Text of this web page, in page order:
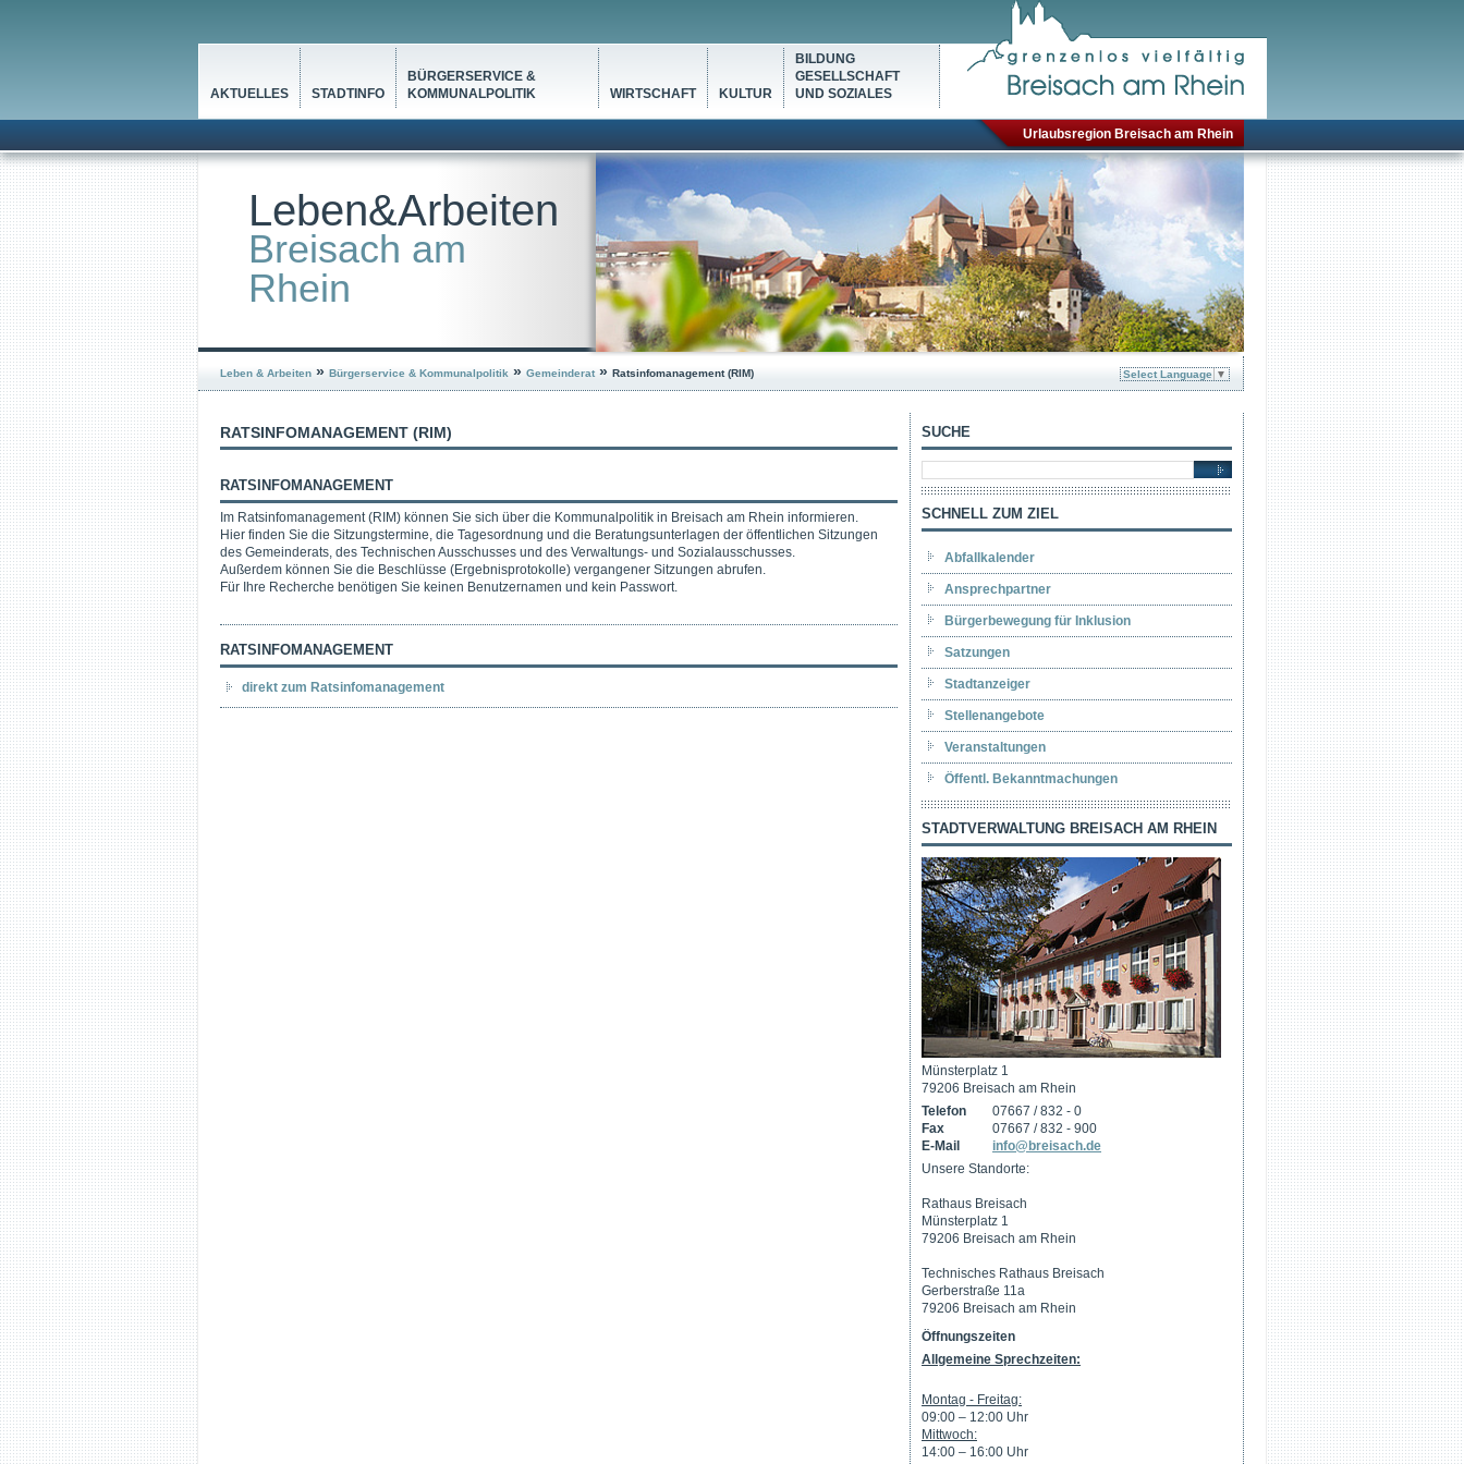
AKTUELLES STADTINFO
BÜRGERSERVICE &
KOMMUNALPOLITIK
WIRTSCHAFT KULTUR
BILDUNG
GESELLSCHAFT
UND SOZIALES
Urlaubsregion Breisach am Rhein
Leben&Arbeiten
Breisach am
Rhein
Leben & Arbeiten » Bürgerservice & Kommunalpolitik » Gemeinderat» Ratsinfomanagement (RIM) Select Language ▼
RATSINFOMANAGEMENT (RIM)
RATSINFOMANAGEMENT
Im Ratsinfomanagement (RIM) können Sie sich über die Kommunalpolitik in Breisach am Rhein informieren.
Hier finden Sie die Sitzungstermine, die Tagesordnung und die Beratungsunterlagen der öffentlichen Sitzungen
des Gemeinderats, des Technischen Ausschusses und des Verwaltungs- und Sozialausschusses.
Außerdem können Sie die Beschlüsse (Ergebnisprotokolle) vergangener Sitzungen abrufen.
Für Ihre Recherche benötigen Sie keinen Benutzernamen und kein Passwort.
RATSINFOMANAGEMENT
direkt zum Ratsinfomanagement
SUCHE
SCHNELL ZUM ZIEL
Abfallkalender
Ansprechpartner
Bürgerbewegung für Inklusion
Satzungen
Stadtanzeiger
Stellenangebote
Veranstaltungen
Öffentl. Bekanntmachungen
STADTVERWALTUNG BREISACH AM RHEIN
Münsterplatz 1
79206 Breisach am Rhein
Telefon
07667 / 832 - 0
Fax
07667 / 832 - 900
E-Mail
info@breisach.de
Unsere Standorte:
Rathaus Breisach
Münsterplatz 1
79206 Breisach am Rhein
Technisches Rathaus Breisach
Gerberstraße 11a
79206 Breisach am Rhein
Öffnungszeiten
Allgemeine Sprechzeiten:
Montag - Freitag:
09:00 – 12:00 Uhr
Mittwoch:
14:00 – 16:00 Uhr